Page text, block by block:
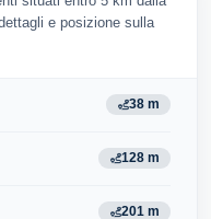
e posizione sulla
38 m
128 m
201 m